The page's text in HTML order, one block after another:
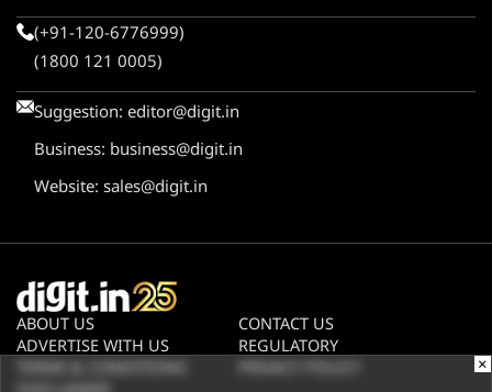
(+91-120-6776999)
(1800 121 0005)
Suggestion: editor@digit.in
Business: business@digit.in
Website: sales@digit.in
ABOUT US
CONTACT US
ADVERTISE WITH US
REGULATORY
TERMS & CONDITIONS
PRIVACY POLICY
×